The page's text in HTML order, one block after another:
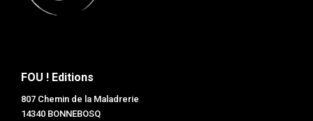
FOU ! Editions
807 Chemin de la Maladrerie
14340 BONNEBOSQ